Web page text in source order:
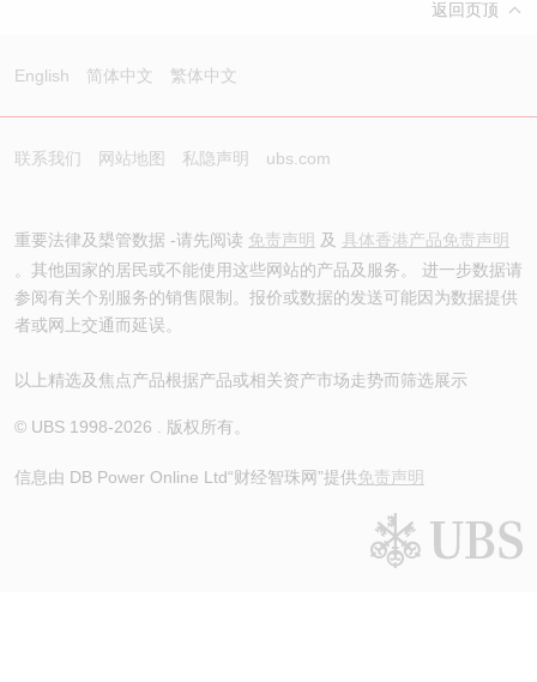
返回页顶
English 简体中文 繁体中文
联系我们 网站地图 私隐声明 ubs.com
重要法律及槼管数据 -请先阅读 免责声明 及 具体香港产品免责声明
。其他国家的居民或不能使用这些网站的产品及服务。 进一步数据请
参阅有关个别服务的销售限制。报价或数据的发送可能因为数据提供
者或网上交通而延误。
以上精选及焦点产品根据产品或相关资产市场走势而筛选展示
© UBS 1998-2026 . 版权所有。
信息由 DB Power Online Ltd“财经智珠网”提供免责声明